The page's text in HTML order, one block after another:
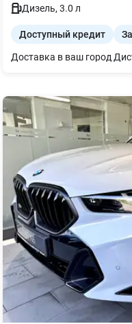
Дизель, 3.0 л
Доступный кредит